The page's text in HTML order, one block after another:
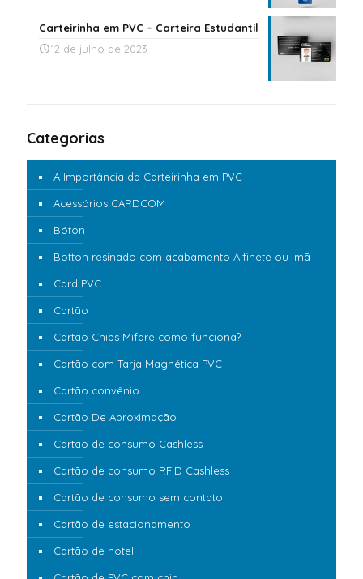
Carteirinha em PVC – Carteira Estudantil
12 de julho de 2023
Categorias
A Importância da Carteirinha em PVC
Acessórios CARDCOM
Bóton
Botton resinado com acabamento Alfinete ou Imã
Card PVC
Cartão
Cartão Chips Mifare como funciona?
Cartão com Tarja Magnética PVC
Cartão convênio
Cartão De Aproximação
Cartão de consumo Cashless
Cartão de consumo RFID Cashless
Cartão de consumo sem contato
Cartão de estacionamento
Cartão de hotel